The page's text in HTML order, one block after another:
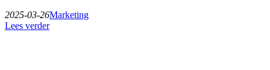
2025-03-26Marketing
Lees verder